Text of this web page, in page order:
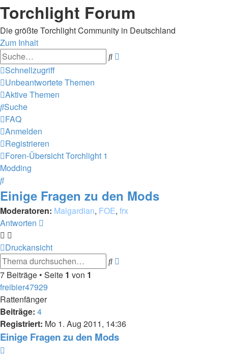
Torchlight Forum
Die größte Torchlight Community in Deutschland
Zum Inhalt
Suche
Schnellzugriff
Unbeantwortete Themen
Aktive Themen
Suche
FAQ
Anmelden
Registrieren
Foren-ÜbersichtTorchlight 1
Modding
Suche
Einige Fragen zu den Mods
Moderatoren: Malgardian, FOE, frx
Antworten
Druckansicht
Suche
7 Beiträge • Seite 1 von 1
freibier47929
Rattenfänger
Beiträge: 4
Registriert: Mo 1. Aug 2011, 14:36
Einige Fragen zu den Mods